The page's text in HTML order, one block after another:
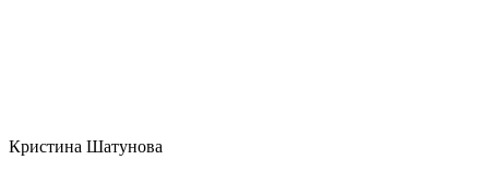
Кристина Шатунова